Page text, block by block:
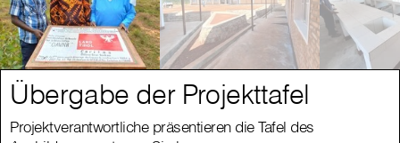
Übergabe der Projekttafel
Projektverantwortliche präsentieren die Tafel des